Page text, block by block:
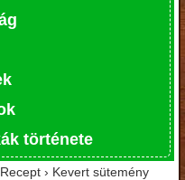
története
› Kevert sütemény